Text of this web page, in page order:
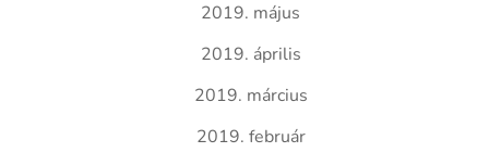
2019. május
2019. április
2019. március
2019. február